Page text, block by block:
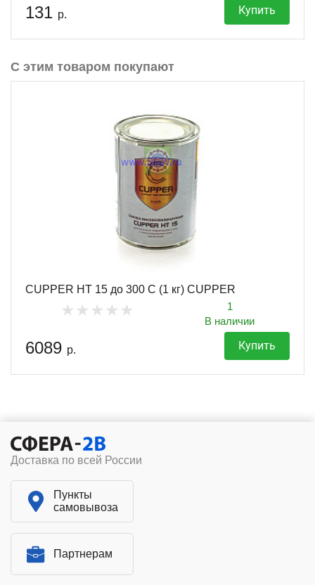
131 р. Купить
С этим товаром покупают
CUPPER HT 15 до 300 С (1 кг) CUPPER
1
В наличии
6089 р. Купить
Доставка по всей России
Пункты
самовывоза
Партнерам